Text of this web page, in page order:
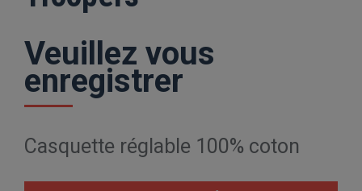
Veuillez vous
enregistrer
Casquette réglable 100% coton